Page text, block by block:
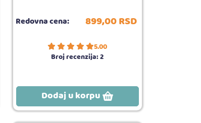
Redovna cena: 899,00RSD
5.00
Broj recenzija:2
Dodaj u korpu